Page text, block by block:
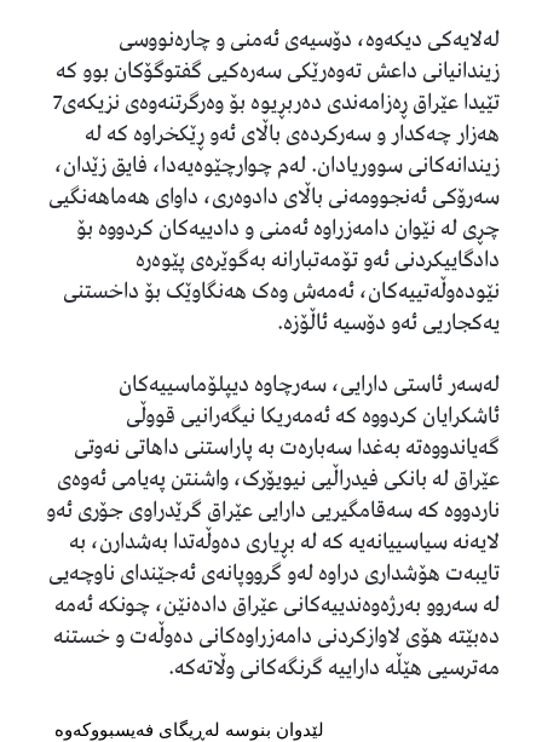
لەلایەکی دیکەوە، دۆسیەی ئەمنی و چارەنووسی
زیندانیانی داعش تەوەرێکی سەرەکیی گفتوگۆکان بوو کە
تێیدا عێراق ڕەزامەندی دەربڕیوە بۆ وەرگرتنەوەی نزیکەی7
هەزار چەکدار و سەرکردەی باڵای ئەو ڕێکخراوە کە لە
زیندانەکانی سووریادان. لەم چوارچێوەیەدا، فایق زێدان،
سەرۆکی ئەنجوومەنی باڵای دادوەری، داوای هەماهەنگیی
چڕی لە نێوان دامەزراوە ئەمنی و دادییەکان کردووە بۆ
دادگاییکردنی ئەو تۆمەتبارانە بەگوێرەی پێوەرە
نێودەوڵەتییەکان، ئەمەش وەک هەنگاوێک بۆ داخستنی
یەکجاریی ئەو دۆسیە ئاڵۆزە.
لەسەر ئاستی دارایی، سەرچاوە دیپلۆماسییەکان
ئاشکرایان کردووە کە ئەمەریکا نیگەرانیی قووڵی
گەیاندووەتە بەغدا سەبارەت بە پاراستنی داهاتی نەوتی
عێراق لە بانکی فیدراڵیی نیویۆرک، واشنتن پەیامی ئەوەی
ناردووە کە سەقامگیریی دارایی عێراق گرێدراوی جۆری ئەو
لایەنە سیاسییانەیە کە لە بڕیاری دەوڵەتدا بەشدارن، بە
تایبەت هۆشداری دراوە لەو گرووپانەی ئەجێندای ناوچەیی
لە سەروو بەرژەوەندییەکانی عێراق دادەنێن، چونکە ئەمە
دەبێتە هۆی لاوازکردنی دامەزراوەکانی دەوڵەت و خستنە
مەترسیی هێڵە داراییە گرنگەکانی وڵاتەکە.
لێدوان بنوسە لەڕیگای فەیسبووکەوە